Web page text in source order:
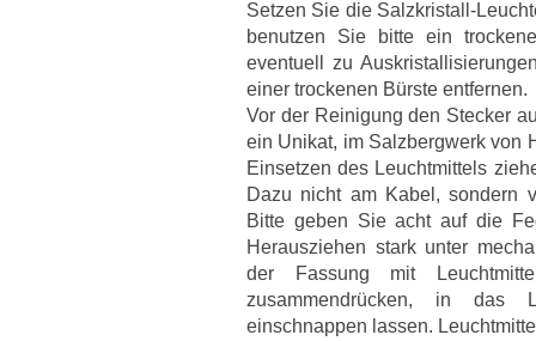
Setzen Sie die Salzkristall-
benutzen Sie bitte ein
eventuell zu
einer trockenen Bürste entfernen.
Vor der Reinigung den Stecker
ein Unikat, im Salzbergwerk von
Einsetzen des Leuchtmittels
Dazu nicht am Kabel, sondern
Bitte geben Sie acht auf die
Herausziehen stark unter
der Fassung mit
zusammendrücken, in das
einschnappen lassen.